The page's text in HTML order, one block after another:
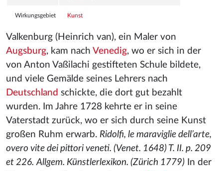
Wirkungsgebiet Kunst
Valkenburg (Heinrich van), ein Maler von
Augsburg, kam nach Venedig, wo er sich in der
von Anton Vaßilachi gestifteten Schule bildete,
und viele Gemälde seines Lehrers nach
Deutschland schickte, die dort gut bezahlt
wurden. Im Jahre 1728 kehrte er in seine
Vaterstadt zurück, wo er sich durch seine Kunst
großen Ruhm erwarb. Ridolfi, le maraviglie dell’arte,
overo vite dei pittori veneti. (Venet. 1648) T. II. p. 209
et 226. Allgem. Künstlerlexikon. (Zürich 1779) In der